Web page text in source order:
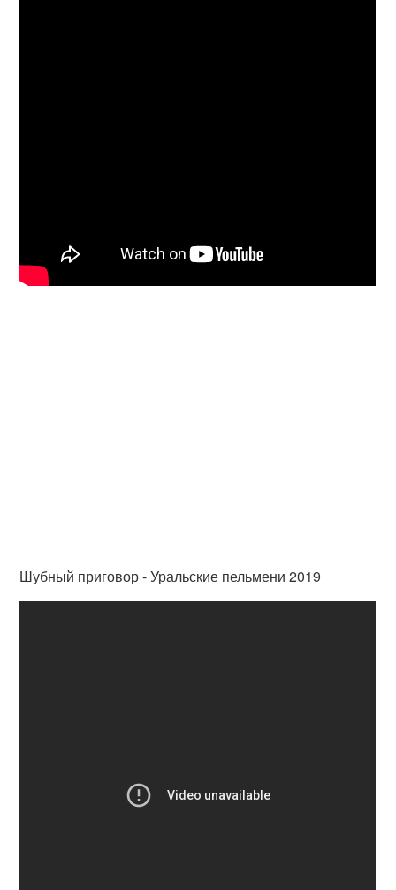
Шубный приговор - Уральские пельмени 2019